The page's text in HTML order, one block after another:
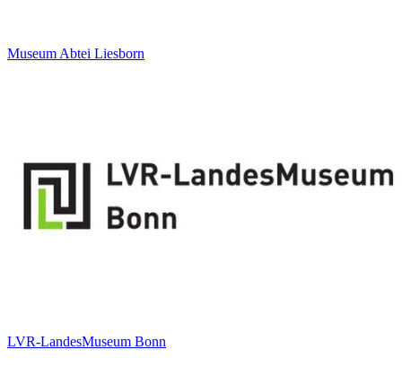
Museum Abtei Liesborn
LVR-LandesMuseum Bonn